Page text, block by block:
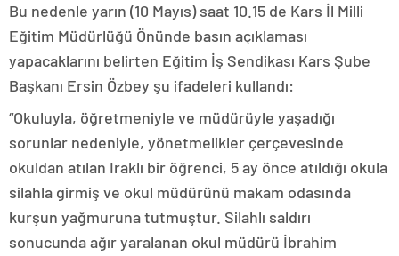
Bu nedenle yarın (10 Mayıs) saat 10.15 de Kars İl Milli
Eğitim Müdürlüğü Önünde basın açıklaması
yapacaklarını belirten Eğitim İş Sendikası Kars Şube
Başkanı Ersin Özbey şu ifadeleri kullandı:
“Okuluyla, öğretmeniyle ve müdürüyle yaşadığı
sorunlar nedeniyle, yönetmelikler çerçevesinde
okuldan atılan Iraklı bir öğrenci, 5 ay önce atıldığı okula
silahla girmiş ve okul müdürünü makam odasında
kurşun yağmuruna tutmuştur. Silahlı saldırı
sonucunda ağır yaralanan okul müdürü İbrahim